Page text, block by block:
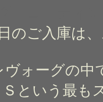
のご入庫は
ヴォーグの中
Ｓという最